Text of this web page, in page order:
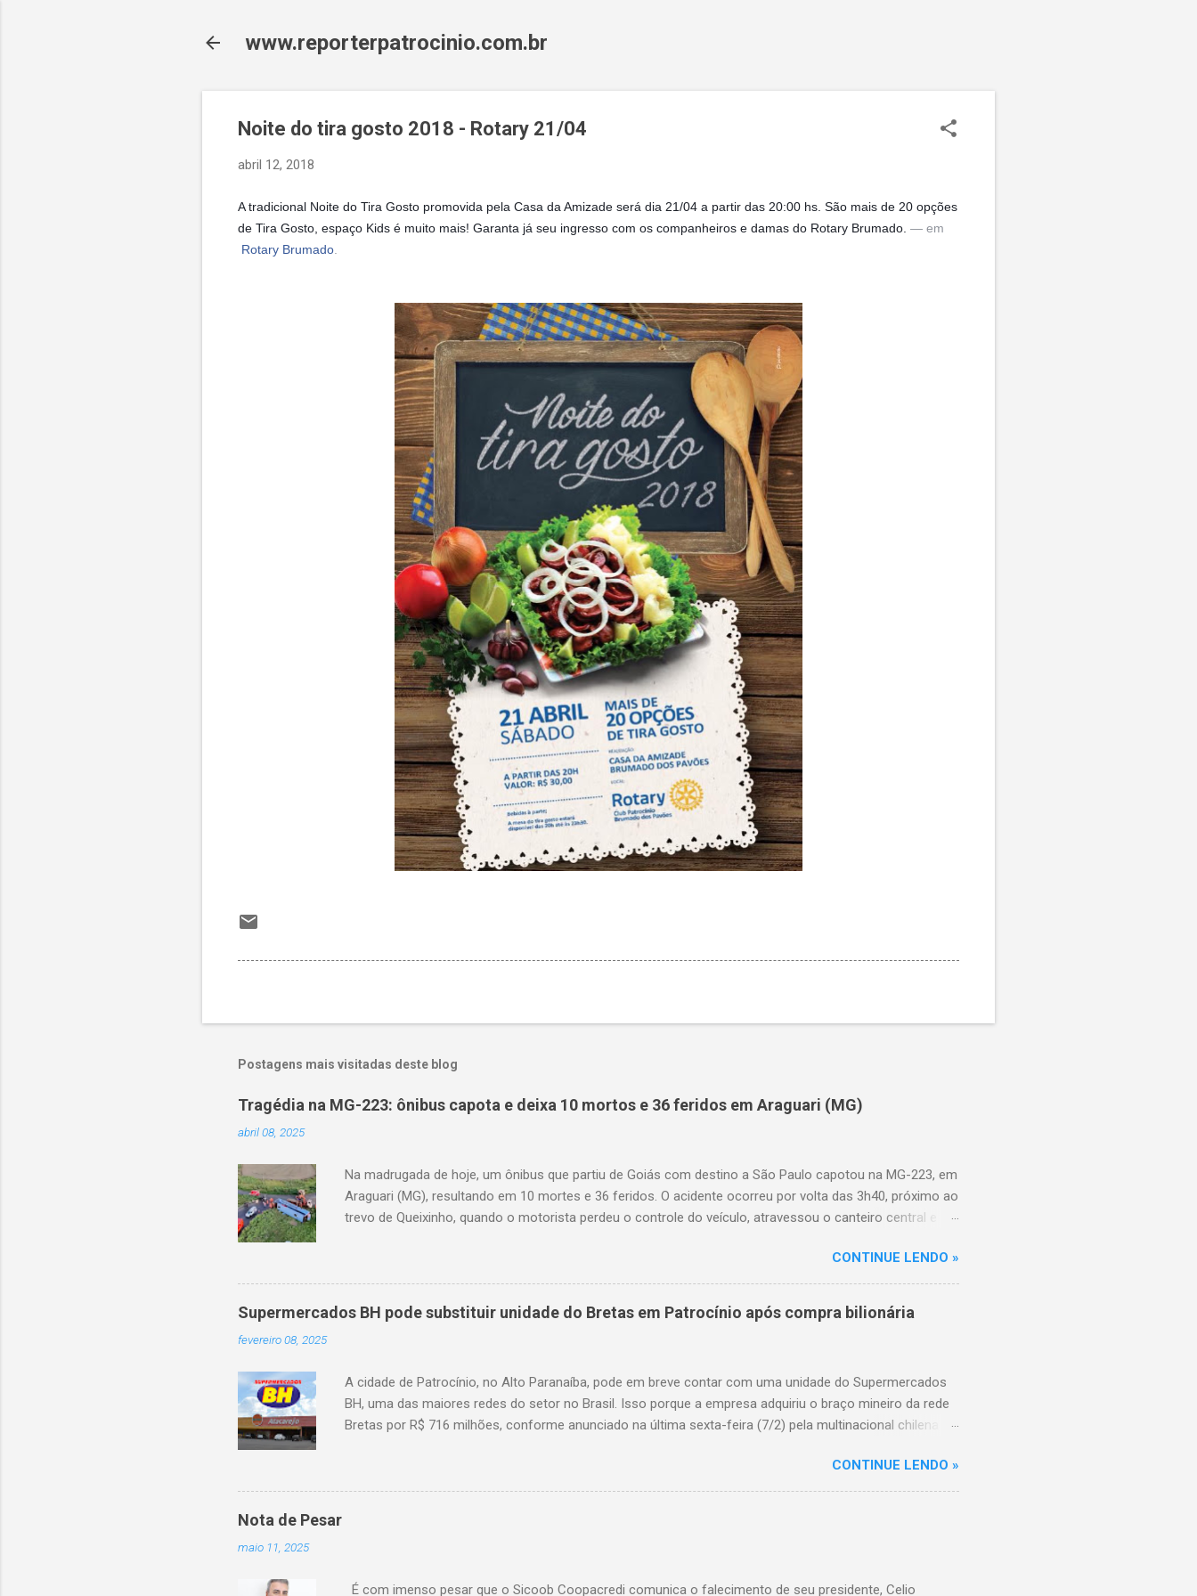
www.reporterpatrocinio.com.br
Noite do tira gosto 2018 - Rotary 21/04
abril 12, 2018
A tradicional Noite do Tira Gosto promovida pela Casa da Amizade será dia 21/04 a partir das 20:00 hs. São mais de 20 opções
de Tira Gosto, espaço Kids é muito mais! Garanta já seu ingresso com os companheiros e damas do Rotary Brumado. — em
Rotary Brumado
Postagens mais visitadas deste blog
Tragédia na MG-223: ônibus capota e deixa 10 mortos e 36 feridos em Araguari (MG)
abril 08, 2025
Na madrugada de hoje, um ônibus que partiu de Goiás com destino a São Paulo capotou na MG-223, em
Araguari (MG), resultando em 10 mortes e 36 feridos. O acidente ocorreu por volta das 3h40, próximo ao
trevo de Queixinho, quando o motorista perdeu o controle do veículo, atravessou o canteiro central e
oito anos. Nove dos feridos estão em estado grave. As autoridades investigam as causas do acidente.
CONTINUE LENDO »
Supermercados BH pode substituir unidade do Bretas em Patrocínio após compra bilionária
fevereiro 08, 2025
A cidade de Patrocínio, no Alto Paranaíba, pode em breve contar com uma unidade do Supermercados
BH, uma das maiores redes do setor no Brasil. Isso porque a empresa adquiriu o braço mineiro da rede
Bretas por R$ 716 milhões, conforme anunciado na última sexta-feira (7/2) pela multinacional chilena
Atacarejo, localizado na Avenida Altino Guimarães, 455, no bairro Santo Antônio. Com a aquisição,
existe a possibilidade de que essa unidade seja convertida em um Supermercados BH, acompanhando o
CONTINUE LENDO »
Nota de Pesar
maio 11, 2025
É com imenso pesar que o Sicoob Coopacredi comunica o falecimento de seu presidente, Celio